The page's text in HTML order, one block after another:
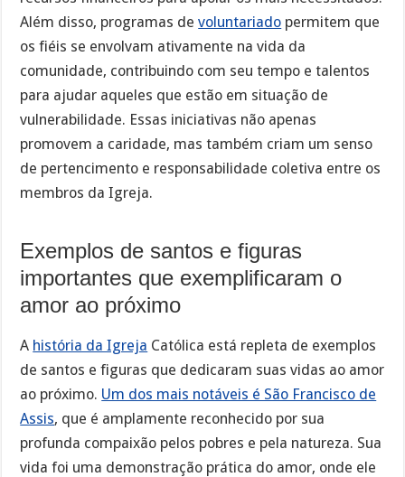
Além disso, programas devoluntariado permitem que
os fiéis se envolvam ativamente na vida da
comunidade, contribuindo com seu tempo e talentos
para ajudar aqueles que estão em situação de
vulnerabilidade. Essas iniciativas não apenas
promovem a caridade, mas também criam um senso
de pertencimento e responsabilidade coletiva entre os
membros da Igreja.
Exemplos de santos e figuras
importantes que exemplificaram o
amor ao próximo
A história da Igreja Católica está repleta de exemplos
de santos e figuras que dedicaram suas vidas ao amor
ao próximo. Um dos mais notáveis é São Francisco de
Assis, que é amplamente reconhecido por sua
profunda compaixão pelos pobres e pela natureza. Sua
vida foi uma demonstração prática do amor, onde ele